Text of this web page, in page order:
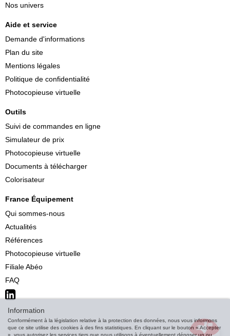
Nos univers
Aide et service
Demande d'informations
Plan du site
Mentions légales
Politique de confidentialité
Photocopieuse virtuelle
Outils
Suivi de commandes en ligne
Simulateur de prix
Photocopieuse virtuelle
Documents à télécharger
Colorisateur
France Équipement
Qui sommes-nous
Actualités
Références
Photocopieuse virtuelle
Filiale Abéo
FAQ
Information
Conformément à la législation relative à la protection des données, nous vous informons
que ce site utilise des cookies à des fins statistiques. En cliquant sur le bouton « Accepter
», vous autorisez les services tiers que nous utilisons à éventuellement déposer un ou